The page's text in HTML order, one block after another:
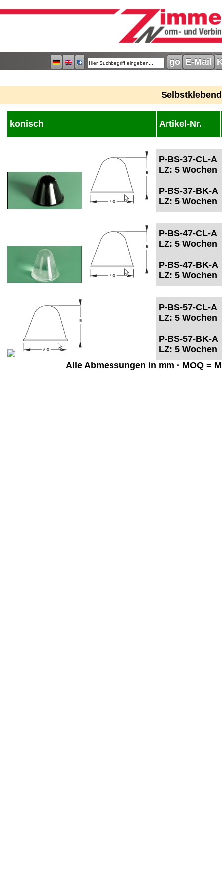
E-Mail
konisch Artikel-Nr.
P-BS-37-CL-A
LZ: 5 Wochen
P-BS-37-BK-A
LZ: 5 Wochen
P-BS-47-CL-A
LZ: 5 Wochen
P-BS-47-BK-A
LZ: 5 Wochen
P-BS-57-CL-A
LZ: 5 Wochen
P-BS-57-BK-A
LZ: 5 Wochen
Alle Abmessungen in mm · MOQ =